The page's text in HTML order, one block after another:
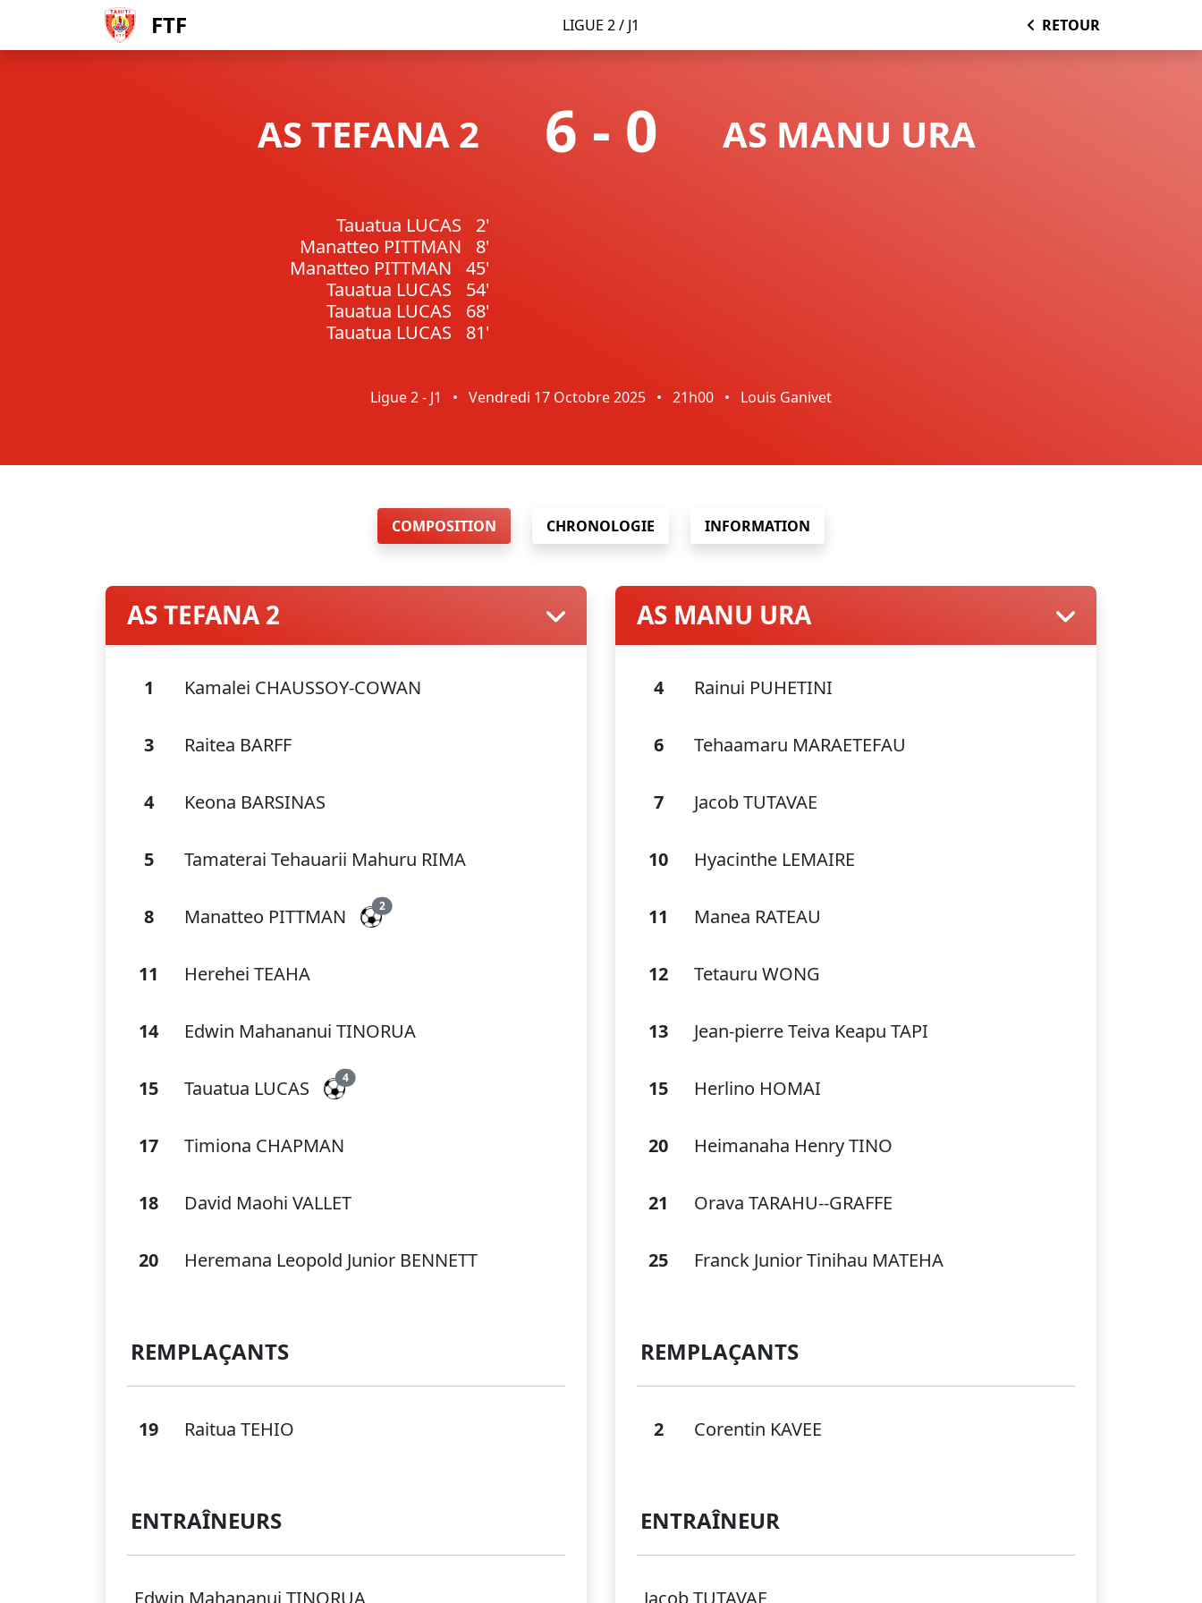
FTF LIGUE 2 / J1 RETOUR
AS TEFANA 2 6 - 0 AS MANU URA
Tauatua LUCAS
2'
Manatteo PITTMAN
8'
Manatteo PITTMAN
45'
Tauatua LUCAS
54'
Tauatua LUCAS
68'
Tauatua LUCAS
81'
Ligue 2 - J1 • Vendredi 17 Octobre 2025 • 21h00 • Louis Ganivet
COMPOSITION CHRONOLOGIE INFORMATION
AS TEFANA 2
1 Kamalei CHAUSSOY-COWAN
3 Raitea BARFF
4 Keona BARSINAS
5 Tamaterai Tehauarii Mahuru RIMA
8 Manatteo PITTMAN 2
11 Herehei TEAHA
14 Edwin Mahananui TINORUA
15 Tauatua LUCAS 4
17 Timiona CHAPMAN
18 David Maohi VALLET
20 Heremana Leopold Junior BENNETT
REMPLAÇANTS
19 Raitua TEHIO
ENTRAÎNEURS
Edwin Mahananui TINORUA
AS MANU URA
4 Rainui PUHETINI
6 Tehaamaru MARAETEFAU
7 Jacob TUTAVAE
10 Hyacinthe LEMAIRE
11 Manea RATEAU
12 Tetauru WONG
13 Jean-pierre Teiva Keapu TAPI
15 Herlino HOMAI
20 Heimanaha Henry TINO
21 Orava TARAHU--GRAFFE
25 Franck Junior Tinihau MATEHA
REMPLAÇANTS
2 Corentin KAVEE
ENTRAÎNEUR
Jacob TUTAVAE